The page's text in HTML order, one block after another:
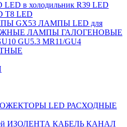
LED в холодильник R39 LED
T8 LED
GX53 ЛАМПЫ LED для
ЛАМПЫ ГАЛОГЕНОВЫЕ
GU5.3 MR11/GU4
LED РАСХОДНЫЕ
ИЗОЛЕНТА КАБЕЛЬ КАНАЛ